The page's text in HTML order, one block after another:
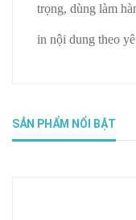
trọng, dùng làm
in nội dung theo
SẢN PHẨM NỔI BẬT